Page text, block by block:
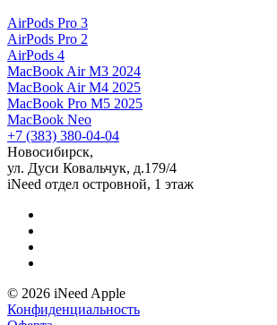
AirPods Pro 3
AirPods Pro 2
AirPods 4
MacBook Air M3 2024
MacBook Air M4 2025
MacBook Pro M5 2025
MacBook Neo
+7 (383) 380-04-04
Новосибирск,
ул. Дуси Ковальчук, д.179/4
iNeed отдел островной, 1 этаж
© 2026 iNeed Apple
Конфиденциальность